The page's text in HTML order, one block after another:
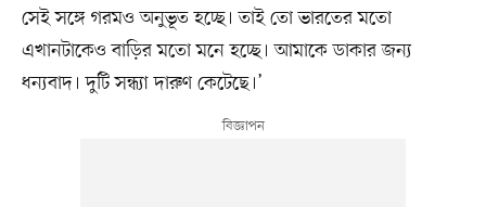
সেই সঙ্গে গরমও অনুভূত হচ্ছে। তাই তো ভারতের মতো
এখানটাকেও বাড়ির মতো মনে হচ্ছে। আমাকে ডাকার জন্য
ধন্যবাদ। দুটি সন্ধ্যা দারুণ কেটেছে।’